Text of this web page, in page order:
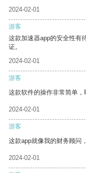
2024-02-01
游客
这款加速器app的安全性有
证。
2024-02-01
游客
这款软件的操作非常简单，
2024-02-01
游客
这款app就像我的财务顾问
2024-02-01